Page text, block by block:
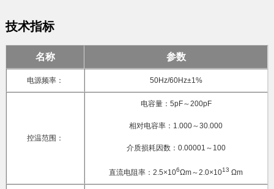
技术指标
名称 参数
电源频率： 50Hz/60Hz±1%
控温范围：
电容量：5pF～200pF
相对电容率：1.000～30.000
介质损耗因数：0.00001～100
直流电阻率：2.5×106Ωm～2.0×1013 Ωm